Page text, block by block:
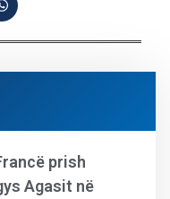
prish
Agasit në